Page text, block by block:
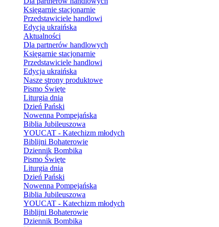
Księgarnie stacjonarnie
Przedstawiciele handlowi
Edycja ukraińska
Aktualności
Dla partnerów handlowych
Księgarnie stacjonarnie
Przedstawiciele handlowi
Edycja ukraińska
Nasze strony produktowe
Pismo Święte
Liturgia dnia
Dzień Pański
Nowenna Pompejańska
Biblia Jubileuszowa
YOUCAT - Katechizm młodych
Biblijni Bohaterowie
Dziennik Bombika
Pismo Święte
Liturgia dnia
Dzień Pański
Nowenna Pompejańska
Biblia Jubileuszowa
YOUCAT - Katechizm młodych
Biblijni Bohaterowie
Dziennik Bombika